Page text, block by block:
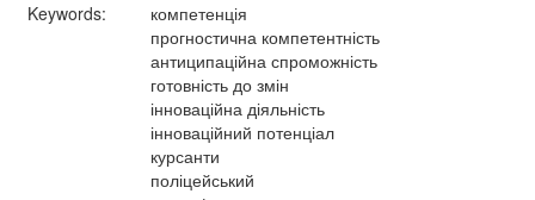
Keywords:
компетенція
прогностична компетентність
антиципаційна спроможність
готовність до змін
інноваційна діяльність
інноваційний потенціал
курсанти
поліцейський